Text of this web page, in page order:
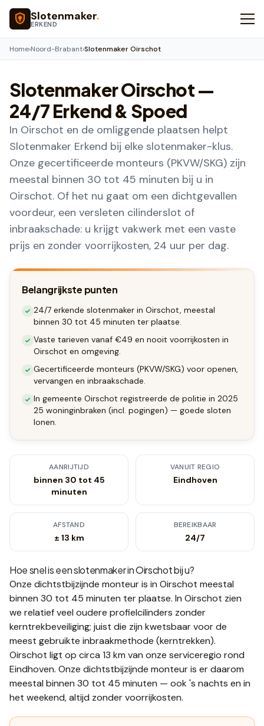
Naar hoofdinhoud
Slotenmaker.
ERKEND
Home›Noord-Brabant›Slotenmaker Oirschot
SlotenmakerOirschot—
24/7 Erkend & Spoed
In Oirschot en de omliggende plaatsen helpt
Slotenmaker Erkend bij elke slotenmaker-klus.
Onze gecertificeerde monteurs (PKVW/SKG) zijn
meestal binnen 30 tot 45 minuten bij u in
Oirschot. Of het nu gaat om een dichtgevallen
voordeur, een versleten cilinderslot of
inbraakschade: u krijgt vakwerk met een vaste
prijs en zonder voorrijkosten, 24 uur per dag.
Belangrijkste punten
24/7 erkende slotenmaker in Oirschot, meestal
binnen 30 tot 45 minuten ter plaatse.
Vaste tarieven vanaf €49 en nooit voorrijkosten in
Oirschot en omgeving.
Gecertificeerde monteurs (PKVW/SKG) voor openen,
vervangen en inbraakschade.
In gemeente Oirschot registreerde de politie in 2025
25 woninginbraken (incl. pogingen) — goede sloten
lonen.
AANRIJTIJD
binnen 30 tot 45
minuten
VANUIT REGIO
Eindhoven
AFSTAND
± 13 km
BEREIKBAAR
24/7
Hoe snel is een slotenmaker inOirschotbij u?
Onze dichtstbijzijnde monteur is in Oirschot meestal
binnen 30 tot 45 minuten ter plaatse. In Oirschot zien
we relatief veel oudere profielcilinders zonder
kerntrekbeveiliging; juist die zijn kwetsbaar voor de
meest gebruikte inbraakmethode (kerntrekken).
Oirschot ligt op circa 13 km van onze serviceregio rond
Eindhoven. Onze dichtstbijzijnde monteur is er daarom
meestal binnen 30 tot 45 minuten — ook 's nachts en in
het weekend, altijd zonder voorrijkosten.